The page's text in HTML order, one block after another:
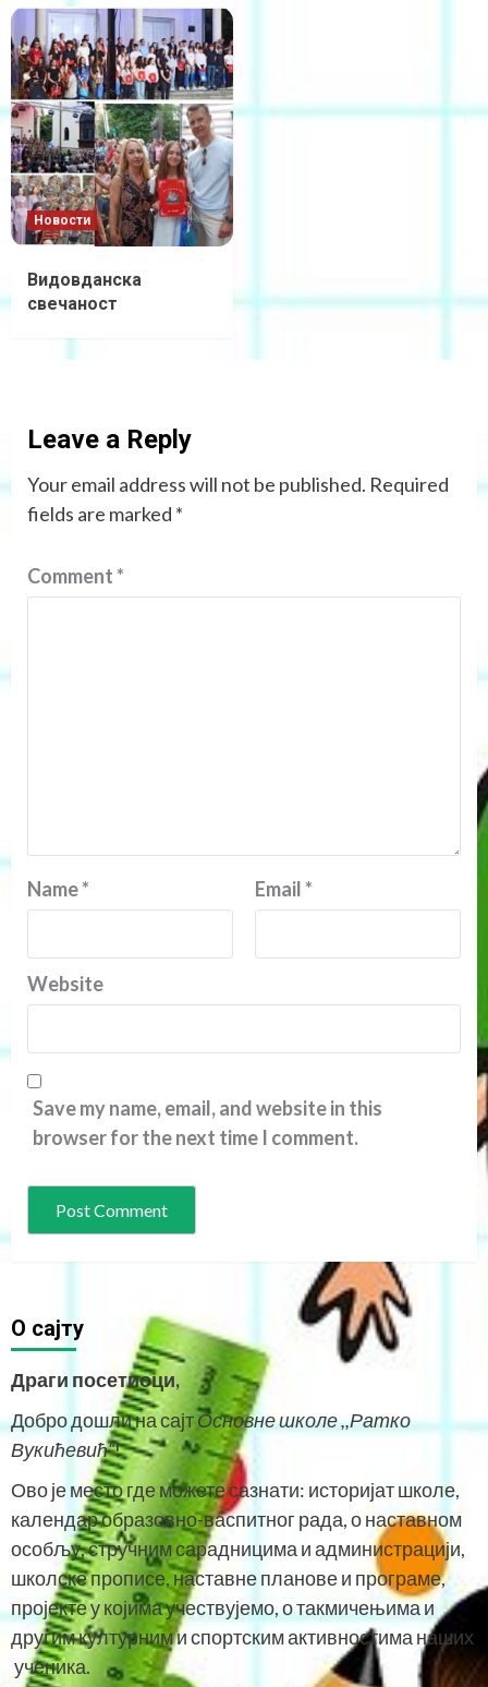
Новости
Видовданска
свечаност
Leave a Reply
Your email address will not be published. Required
fields are marked *
Comment*
Name* Email*
Website
Save my name, email, and website in this
browser for the next time I comment.
O сајту
Драги посетиоци,
Добро дошли на сајтОсновне школе ,,Ратко
Вукићевић“!
Ово је место где можете сазнати: историјат школе,
календар образовно-васпитног рада, о наставном
особљу, стручним сарадницима и администрацији,
школске прописе, наставне планове и програме,
пројекте у којима учествујемо, о такмичењима и
другим културним и спортским активностима наших
ученика.